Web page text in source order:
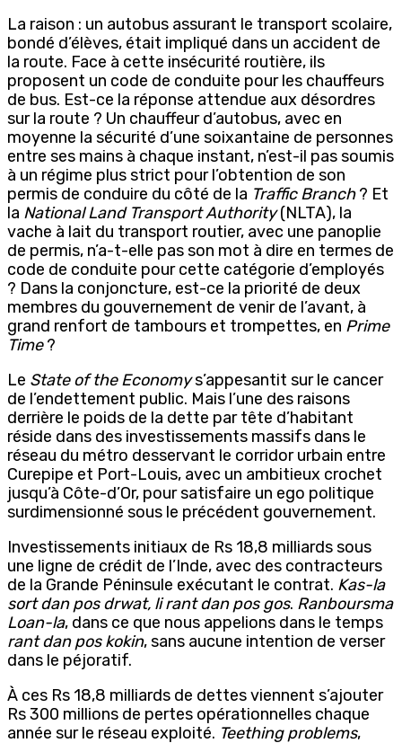
La raison : un autobus assurant le transport scolaire,
bondé d’élèves, était impliqué dans un accident de
la route. Face à cette insécurité routière, ils
proposent un code de conduite pour les chauffeurs
de bus. Est-ce la réponse attendue aux désordres
sur la route ? Un chauffeur d’autobus, avec en
moyenne la sécurité d’une soixantaine de personnes
entre ses mains à chaque instant, n’est-il pas soumis
à un régime plus strict pour l’obtention de son
permis de conduire du côté de la Traffic Branch? Et
la National Land Transport Authority(NLTA), la
vache à lait du transport routier, avec une panoplie
de permis, n’a-t-elle pas son mot à dire en termes de
code de conduite pour cette catégorie d’employés
? Dans la conjoncture, est-ce la priorité de deux
membres du gouvernement de venir de l’avant, à
grand renfort de tambours et trompettes, en Prime
Time?
Le State of the Economys’appesantit sur le cancer
de l’endettement public. Mais l’une des raisons
derrière le poids de la dette par tête d’habitant
réside dans des investissements massifs dans le
réseau du métro desservant le corridor urbain entre
Curepipe et Port-Louis, avec un ambitieux crochet
jusqu’à Côte-d’Or, pour satisfaire un ego politique
surdimensionné sous le précédent gouvernement.
Investissements initiaux de Rs 18,8 milliardssous
une ligne de crédit de l’Inde, avec des contracteurs
de la Grande Péninsule exécutant le contrat. Kas-la
sort dan pos drwat, li rant dan pos gos. Ranboursma
Loan-la, dans ce que nous appelions dans le temps
rant dan pos kokin, sans aucune intention de verser
dans le péjoratif.
À ces Rs 18,8 milliards de dettes viennent s’ajouter
Rs 300 millions de pertes opérationnelles chaque
année sur le réseau exploité. Teething problems,